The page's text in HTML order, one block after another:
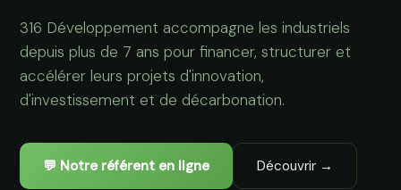
316 Développement accompagne les industriels
depuis plus de 7 ans pour financer, structurer et
accélérer leurs projets d'innovation,
d'investissement et de décarbonation.
💬 Notre référent en ligne Découvrir →